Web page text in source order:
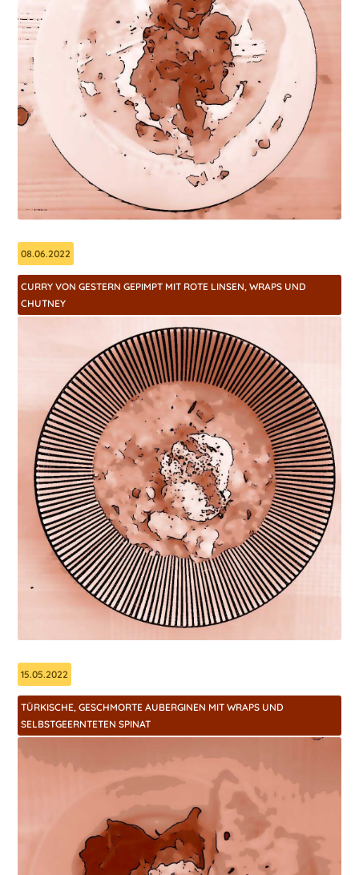
08.06.2022
CURRY VON GESTERN GEPIMPT MIT ROTE LINSEN, WRAPS UND
CHUTNEY
15.05.2022
TÜRKISCHE, GESCHMORTE AUBERGINEN MIT WRAPS UND
SELBSTGEERNTETEN SPINAT